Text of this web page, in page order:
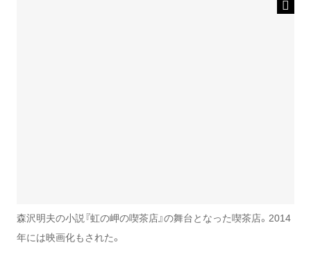
森沢明夫の小説『虹の岬の喫茶店』の舞台となった喫茶店。2014
年には映画化もされた。